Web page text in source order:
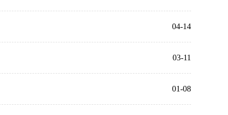
04-14
03-11
01-08